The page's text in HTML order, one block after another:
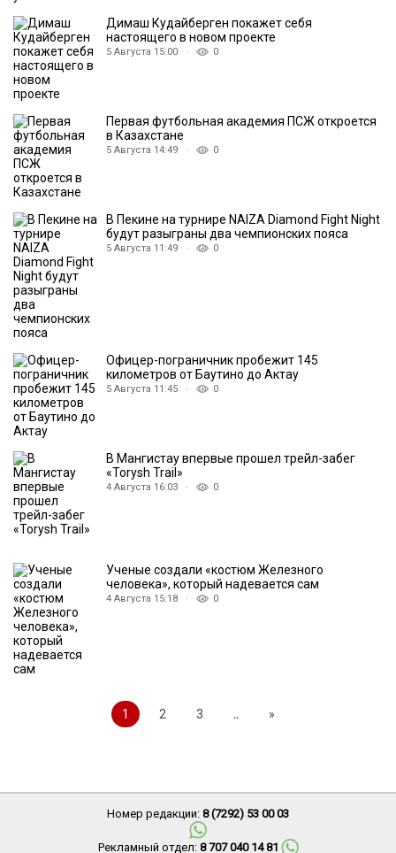
Димаш Кудайберген покажет себя
настоящего в новом проекте
5 Августа 15:00 · 0
Первая футбольная академия ПСЖ откроется
в Казахстане
5 Августа 14:49 · 0
В Пекине на турнире NAIZA Diamond Fight Night
будут разыграны два чемпионских пояса
5 Августа 11:49 · 0
Офицер-пограничник пробежит 145
километров от Баутино до Актау
5 Августа 11:45 · 0
В Мангистау впервые прошел трейл-забег
«Torysh Trail»
4 Августа 16:03 · 0
Ученые создали «костюм Железного
человека», который надевается сам
4 Августа 15:18 · 0
1 2 3 .. »
Номер редакции: 8 (7292) 53 00 03
Рекламный отдел: 8 707 040 14 81